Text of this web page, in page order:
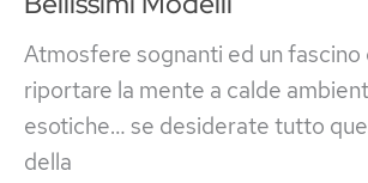
Atmosfere sognanti ed un fascino
riportare la mente a calde
esotiche… se desiderate tutto
della